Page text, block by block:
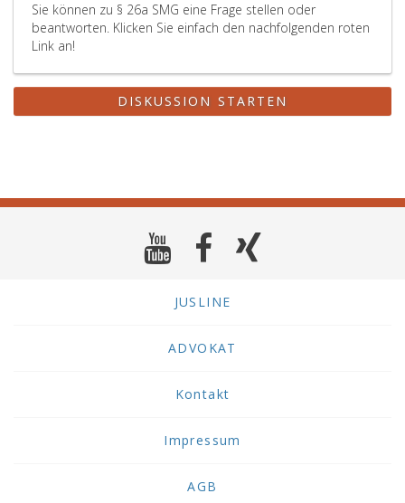
Sie können zu § 26a SMG eine Frage stellen oder
beantworten. Klicken Sie einfach den nachfolgenden roten
Link an!
DISKUSSION STARTEN
JUSLINE
ADVOKAT
Kontakt
Impressum
AGB